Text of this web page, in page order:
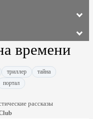
времени
триллер
тайна
портал
рассказы